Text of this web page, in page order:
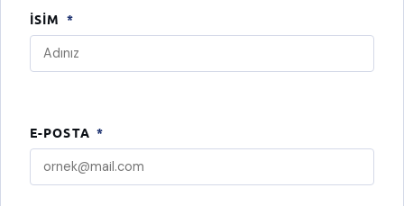
İSIM *
E-POSTA *